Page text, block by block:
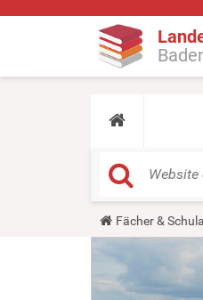
Y
o
r
e
Fächer &